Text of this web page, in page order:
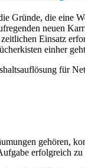
Gründe, die
neuen
Einsatz
einher
für
gehören,
erfolgreich